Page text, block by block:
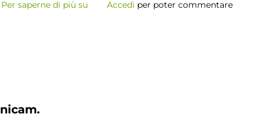
Per saperne di più su Premiazione
Accedi per poter commentare